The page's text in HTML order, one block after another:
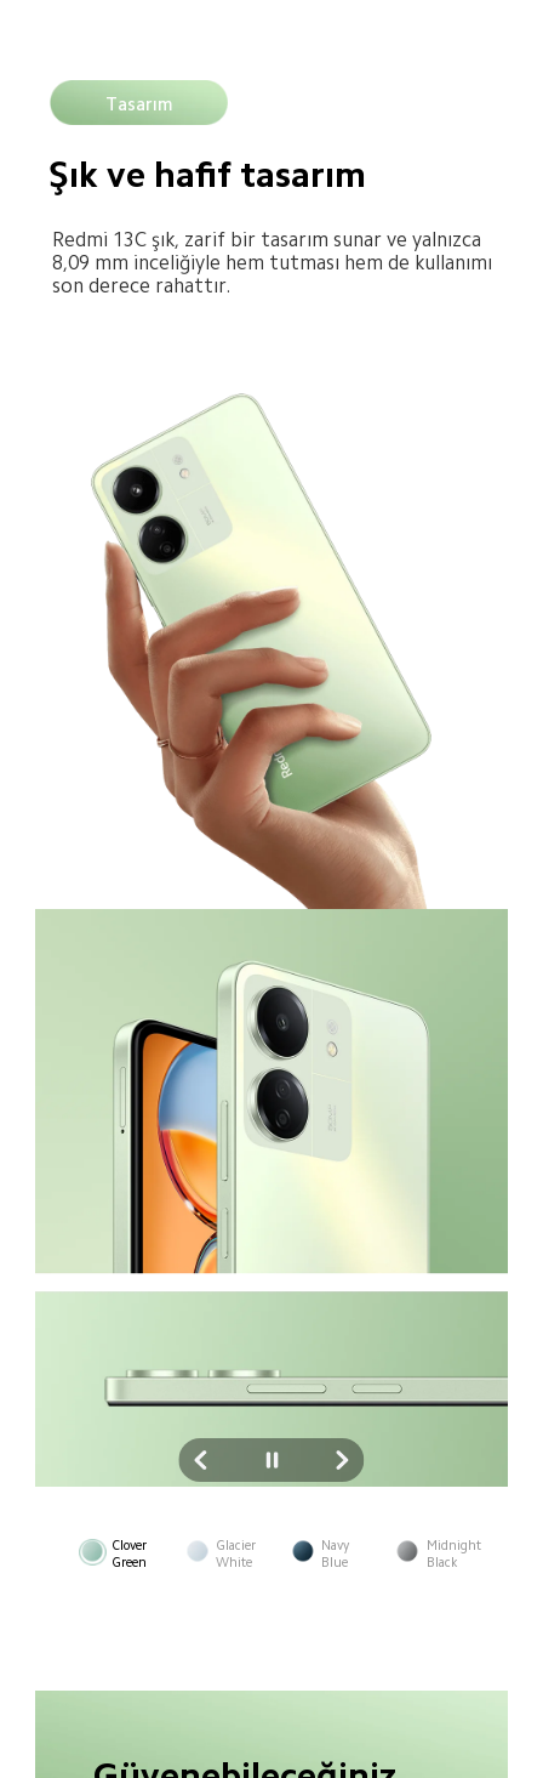
Tasarım
Şık ve hafif tasarım
Redmi 13C şık, zarif bir tasarım sunar ve yalnızca
8,09 mm inceliğiyle hem tutması hem de kullanımı
son derece rahattır.
Clover
Green
Glacier
White
Navy
Blue
Midnight
Black